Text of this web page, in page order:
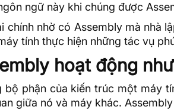
ngữ này khi chúng được
chính nhờ có Assembly mà nhà
tính thực hiện những tác vụ
hoạt động
bộ phận của kiến trúc một máy
giữa nó và máy khác.